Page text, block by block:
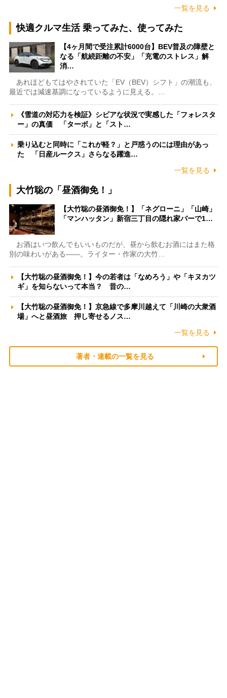
一覧を見る
快適クルマ生活 乗ってみた、使ってみた
【4ヶ月間で受注累計6000台】BEV普及の障壁と
なる「航続距離の不安」「充電のストレス」解
消…
あれほどもてはやされていた「EV（BEV）シフト」の潮流も、
最近では減速基調になっているように見える。…
《雪道の対応力を検証》シビアな状況で実感した「フォレスタ
ー」の真価 「ターボ」と「スト…
乗り込むと同時に「これが軽？」と戸惑うのには理由があっ
た 「日産ルークス」さらなる躍進…
一覧を見る
大竹聡の「昼酒御免！」
【大竹聡の昼酒御免！】「ネグローニ」「山崎」
「マンハッタン」新宿三丁目の隠れ家バーで1…
お酒はいつ飲んでもいいものだが、昼から飲むお酒にはまた格
別の味わいがある――。ライター・作家の大竹…
【大竹聡の昼酒御免！】今の若者は「なめろう」や「キヌカツ
ギ」を知らないって本当？ 昔の…
【大竹聡の昼酒御免！】京急線で多摩川越えて「川崎の大衆酒
場」へと昼酒旅 押し寄せるノス…
一覧を見る
著者・連載の一覧を見る